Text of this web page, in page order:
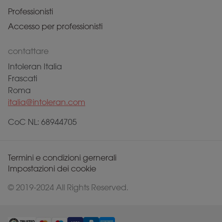
Professionisti
Accesso per professionisti
contattare
Intoleran Italia
Frascati
Roma
italia@intoleran.com
CoC NL: 68944705
© 2019-2024 All Rights Reserved.
Termini e condizioni gernerali
Impostazioni dei cookie